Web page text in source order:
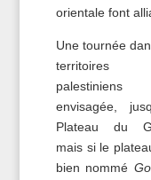
orientale font
Une tournée
territoires
envisagée,
Plateau du
mais si le
bien nommé